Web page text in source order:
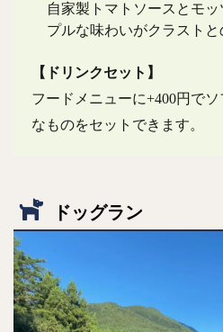
自家製トマトソースとモ
プルな味わいがクラストと
【ドリンクセット】
フードメニューに+400円で
なものをセットできます。
ドッグラン